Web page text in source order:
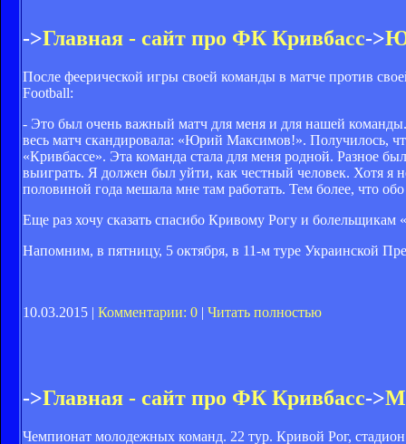
->Главная - сайт про ФК Кривбасс->
После феерической игры своей команды в матче против
Football:
- Это был очень важный матч для меня и для нашей
весь матч скандировала: «Юрий Максимов!». Получилось,
«Кривбассе». Эта команда стала для меня родной. Разное
выиграть. Я должен был уйти, как честный человек. Хотя я
половиной года мешала мне там работать. Тем более, что
Еще раз хочу сказать спасибо Кривому Рогу и болельщикам
Напомним, в пятницу, 5 октября, в 11-м туре Украинской
10.03.2015 | Комментарии: 0 | Читать полностью
->Главная - сайт про ФК Кривбасс->
Чемпионат молодежных команд. 22 тур. Кривой Рог,